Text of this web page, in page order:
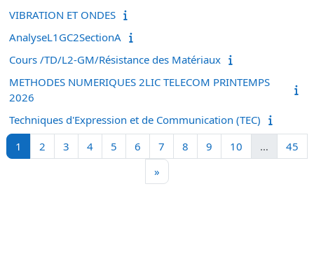
VIBRATION ET ONDES
AnalyseL1GC2SectionA
Cours /TD/L2-GM/Résistance des Matériaux
METHODES NUMERIQUES 2LIC TELECOM PRINTEMPS
2026
Techniques d'Expression et de Communication (TEC)
1 Page 1
2 Page 2
3 Page 3
4Page 4
5 Page 5
6 Page 6
7 Page 7
8 Page 8
9 Page 9
10 … 45
»Page suivante